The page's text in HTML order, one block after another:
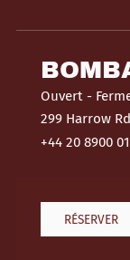
Ouvert -
299 Harrow
+44 20 8900
RÉSERVER